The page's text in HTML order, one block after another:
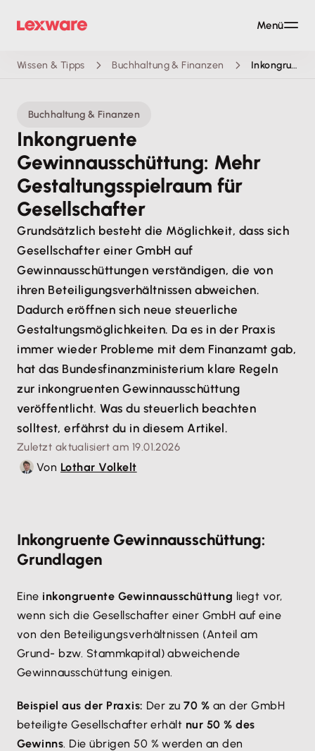
Wissen & Tipps Buchhaltung & Finanzen Inkongruente Gewinnausschüttung: Mehr Gestaltungsspielraum für Gesellschafter
Buchhaltung & Finanzen
Inkongruente
Gewinnausschüttung: Mehr
Gestaltungsspielraum für
Gesellschafter
Grundsätzlich besteht die Möglichkeit, dass sich
Gesellschafter einer GmbH auf
Gewinnausschüttungen verständigen, die von
ihren Beteiligungsverhältnissen abweichen.
Dadurch eröffnen sich neue steuerliche
Gestaltungsmöglichkeiten. Da es in der Praxis
immer wieder Probleme mit dem Finanzamt gab,
hat das Bundesfinanzministerium klare Regeln
zur inkongruenten Gewinnausschüttung
veröffentlicht. Was du steuerlich beachten
solltest, erfährst du in diesem Artikel.
Zuletzt aktualisiert am 19.01.2026
Von Lothar Volkelt
Inkongruente Gewinnausschüttung:
Grundlagen
Eine inkongruente Gewinnausschüttung liegt vor,
wenn sich die Gesellschafter einer GmbH auf eine
von den Beteiligungsverhältnissen (Anteil am
Grund- bzw. Stammkapital) abweichende
Gewinnausschüttung einigen.
Beispiel aus der Praxis: Der zu 70 % an der GmbH
beteiligte Gesellschafter erhält nur 50 % des
Gewinns. Die übrigen 50 % werden an den
Menü